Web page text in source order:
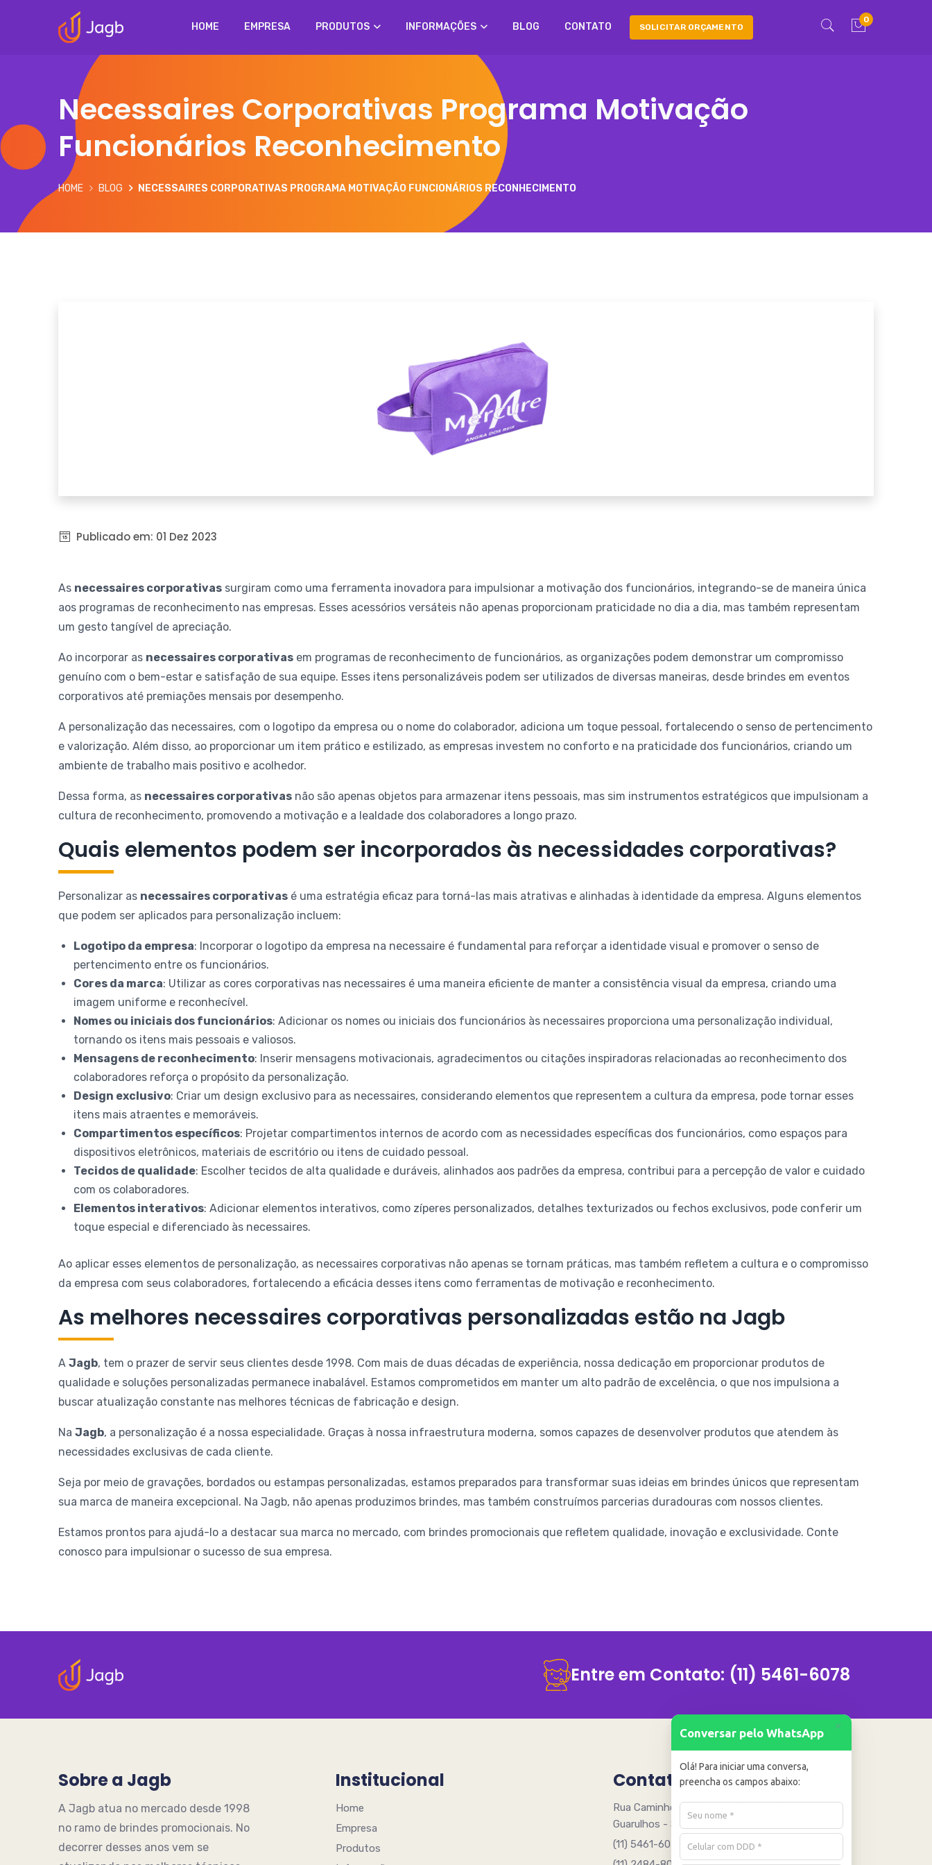
HOME EMPRESA PRODUTOS INFORMAÇÕES BLOG CONTATO SOLICITAR ORÇAMENTO
0
Necessaires Corporativas Programa Motivação
Funcionários Reconhecimento
HOME BLOG NECESSAIRES CORPORATIVAS PROGRAMA MOTIVAÇÃO FUNCIONÁRIOS RECONHECIMENTO
Publicado em: 01 Dez 2023
As necessaires corporativas surgiram como uma ferramenta inovadora para impulsionar a motivação dos funcionários, integrando-se de maneira única
aos programas de reconhecimento nas empresas. Esses acessórios versáteis não apenas proporcionam praticidade no dia a dia, mas também representam
um gesto tangível de apreciação.
Ao incorporar as necessaires corporativas em programas de reconhecimento de funcionários, as organizações podem demonstrar um compromisso
genuíno com o bem-estar e satisfação de sua equipe. Esses itens personalizáveis podem ser utilizados de diversas maneiras, desde brindes em eventos
corporativos até premiações mensais por desempenho.
A personalização das necessaires, com o logotipo da empresa ou o nome do colaborador, adiciona um toque pessoal, fortalecendo o senso de pertencimento
e valorização. Além disso, ao proporcionar um item prático e estilizado, as empresas investem no conforto e na praticidade dos funcionários, criando um
ambiente de trabalho mais positivo e acolhedor.
Dessa forma, as necessaires corporativas não são apenas objetos para armazenar itens pessoais, mas sim instrumentos estratégicos que impulsionam a
cultura de reconhecimento, promovendo a motivação e a lealdade dos colaboradores a longo prazo.
Quais elementos podem ser incorporados às necessidades corporativas?
Personalizar as necessaires corporativas é uma estratégia eficaz para torná-las mais atrativas e alinhadas à identidade da empresa. Alguns elementos
que podem ser aplicados para personalização incluem:
Logotipo da empresa: Incorporar o logotipo da empresa na necessaire é fundamental para reforçar a identidade visual e promover o senso de
pertencimento entre os funcionários.
Cores da marca: Utilizar as cores corporativas nas necessaires é uma maneira eficiente de manter a consistência visual da empresa, criando uma
imagem uniforme e reconhecível.
Nomes ou iniciais dos funcionários: Adicionar os nomes ou iniciais dos funcionários às necessaires proporciona uma personalização individual,
tornando os itens mais pessoais e valiosos.
Mensagens de reconhecimento: Inserir mensagens motivacionais, agradecimentos ou citações inspiradoras relacionadas ao reconhecimento dos
colaboradores reforça o propósito da personalização.
Design exclusivo: Criar um design exclusivo para as necessaires, considerando elementos que representem a cultura da empresa, pode tornar esses
itens mais atraentes e memoráveis.
Compartimentos específicos: Projetar compartimentos internos de acordo com as necessidades específicas dos funcionários, como espaços para
dispositivos eletrônicos, materiais de escritório ou itens de cuidado pessoal.
Tecidos de qualidade: Escolher tecidos de alta qualidade e duráveis, alinhados aos padrões da empresa, contribui para a percepção de valor e cuidado
com os colaboradores.
Elementos interativos: Adicionar elementos interativos, como zíperes personalizados, detalhes texturizados ou fechos exclusivos, pode conferir um
toque especial e diferenciado às necessaires.
Ao aplicar esses elementos de personalização, as necessaires corporativas não apenas se tornam práticas, mas também refletem a cultura e o compromisso
da empresa com seus colaboradores, fortalecendo a eficácia desses itens como ferramentas de motivação e reconhecimento.
As melhores necessaires corporativas personalizadas estão na Jagb
A Jagb, tem o prazer de servir seus clientes desde 1998. Com mais de duas décadas de experiência, nossa dedicação em proporcionar produtos de
qualidade e soluções personalizadas permanece inabalável. Estamos comprometidos em manter um alto padrão de excelência, o que nos impulsiona a
buscar atualização constante nas melhores técnicas de fabricação e design.
Na Jagb, a personalização é a nossa especialidade. Graças à nossa infraestrutura moderna, somos capazes de desenvolver produtos que atendem às
necessidades exclusivas de cada cliente.
Seja por meio de gravações, bordados ou estampas personalizadas, estamos preparados para transformar suas ideias em brindes únicos que representam
sua marca de maneira excepcional. Na Jagb, não apenas produzimos brindes, mas também construímos parcerias duradouras com nossos clientes.
Estamos prontos para ajudá-lo a destacar sua marca no mercado, com brindes promocionais que refletem qualidade, inovação e exclusividade. Conte
conosco para impulsionar o sucesso de sua empresa.
Entre em Contato: (11) 5461-6078
Sobre a Jagb
A Jagb atua no mercado desde 1998
no ramo de brindes promocionais. No
decorrer desses anos vem se
Institucional
Home
Empresa
Produtos
Contato
Rua Caminho Quinze 205 - Água Chata
Guarulhos - SP - 07251005
(11) 5461-6078
+
Conversar pelo WhatsApp
Olá! Para iniciar uma conversa,
preencha os campos abaixo: